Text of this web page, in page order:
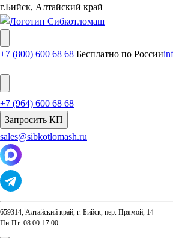
г.Бийск, Алтайский край
+7 (800) 600 68 68 Бесплатно по России
+7 (964) 600 68 68
Запросить КП
sales@sibkotlomash.ru
659314, Алтайский край, г. Бийск, пер. Прямой, 14
Пн-Пт: 08:00-17:00